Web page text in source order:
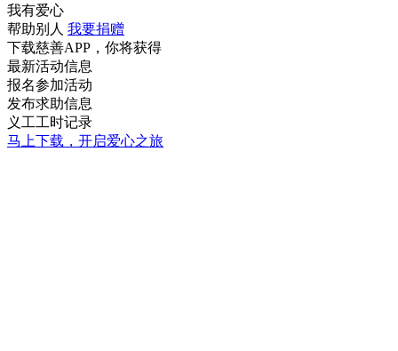
我有爱心
帮助别人 我要捐赠
下载慈善APP，你将获得
最新活动信息
报名参加活动
发布求助信息
义工工时记录
马上下载，开启爱心之旅